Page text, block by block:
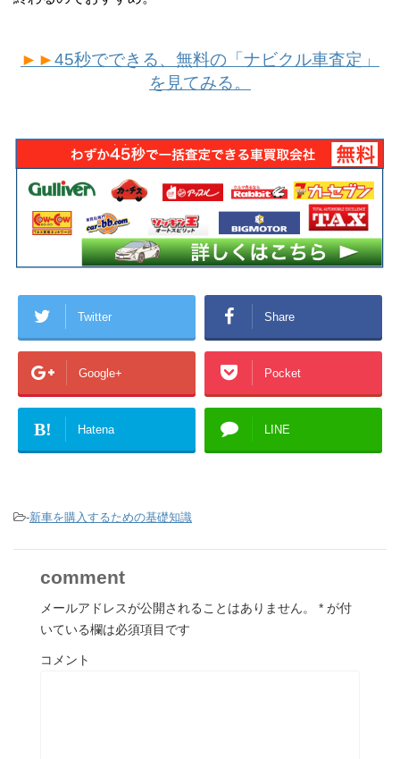
►►45秒でできる、無料の「ナビクル車査定」
を見てみる。
Twitter Share
Google+ Pocket
B! Hatena LINE
-新車を購入するための基礎知識
comment
メールアドレスが公開されることはありません。 * が付
いている欄は必須項目です
コメント